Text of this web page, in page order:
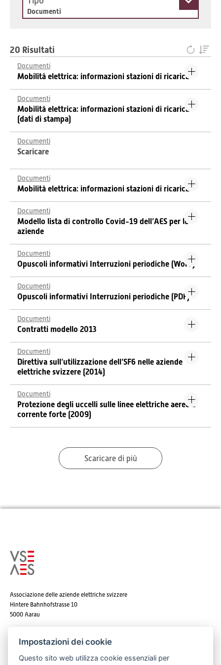
Documenti
20 Risultati
Documenti
Mobilità elettrica: informazioni stazioni di ricarica
Documenti
Mobilità elettrica: informazioni stazioni di ricarica
(dati di stampa)
Documenti
Scaricare
Documenti
Mobilità elettrica: informazioni stazioni di ricarica
Documenti
Modello lista di controllo Covid-19 dell’AES per le
aziende
Documenti
Opuscoli informativi Interruzioni periodiche (Word)
Documenti
Opuscoli informativi Interruzioni periodiche (PDF)
Documenti
Contratti modello 2013
Documenti
Direttiva sull’utilizzazione dell’SF6 nelle aziende
elettriche svizzere (2014)
Documenti
Protezione degli uccelli sulle linee elettriche aeree a
corrente forte (2009)
Scaricare di più
Associazione delle aziende elettriche svizzere
Hintere Bahnhofstrasse 10
5000 Aarau
E-mail: info@strom.ch
Impostazioni dei cookie
Questo sito web utilizza cookie essenziali per